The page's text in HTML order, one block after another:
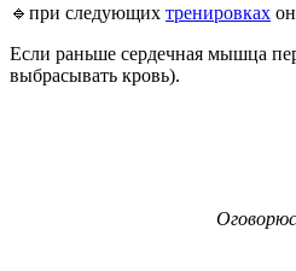
🔹при следующих тренировках
Если раньше сердечная мышца
выбрасывать кровь).